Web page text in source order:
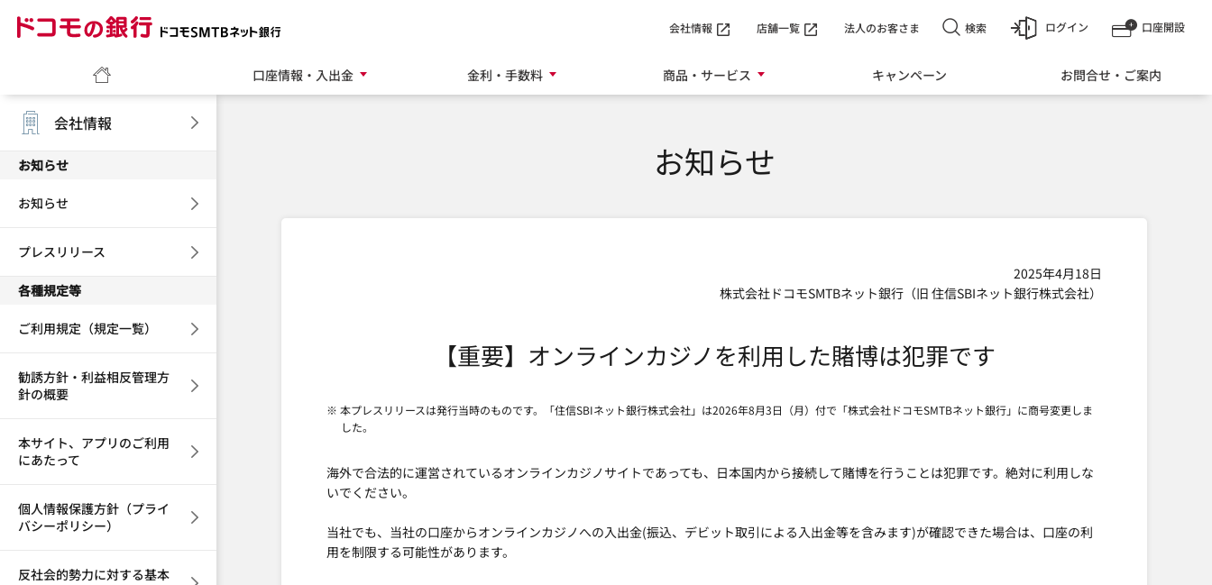
口座開設
ログイン
口座情報・入出金 金利・手数料 商品・サービス キャンペーン お問合せ・ご案内
会社情報 店舗一覧 法人のお客さま 検索
お知らせ
2025年4月18日
株式会社ドコモSMTBネット銀行（旧 住信SBIネット銀行株式会社）
【重要】オンラインカジノを利用した賭博は犯罪です
※ 本プレスリリースは発行当時のものです。「住信SBIネット銀行株式会社」は2026年8月3日（月）付で「株式会社ドコモSMTBネット銀行」に商号変更しま
した。
海外で合法的に運営されているオンラインカジノサイトであっても、日本国内から接続して賭博を行うことは犯罪です。絶対に利用しな
いでください。
当社でも、当社の口座からオンラインカジノへの入出金(振込、デビット取引による入出金等を含みます)が確認できた場合は、口座の利
用を制限する可能性があります。
会社情報
お知らせ
お知らせ
プレスリリース
各種規定等
ご利用規定（規定一覧）
勧誘方針・利益相反管理方
針の概要
本サイト、アプリのご利用
にあたって
個人情報保護方針（プライ
バシーポリシー）
反社会的勢力に対する基本